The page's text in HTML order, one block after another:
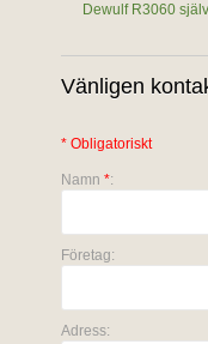
Dewulf R3060
Vänligen
* Obligatoriskt
Namn *:
Företag:
Adress: